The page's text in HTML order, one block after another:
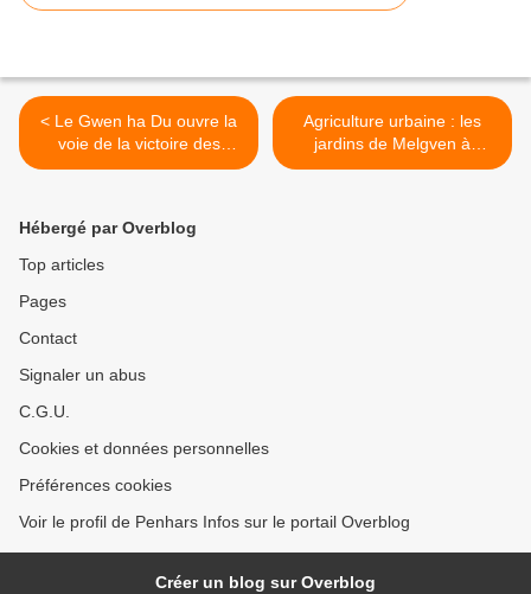
< Le Gwen ha Du ouvre la
voie de la victoire des
Bretons à l'Eurovision !
Agriculture urbaine : les
jardins de Melgven à
Penhars >
Hébergé par Overblog
Top articles
Pages
Contact
Signaler un abus
C.G.U.
Cookies et données personnelles
Préférences cookies
Voir le profil de Penhars Infos sur le portail Overblog
Créer un blog sur Overblog